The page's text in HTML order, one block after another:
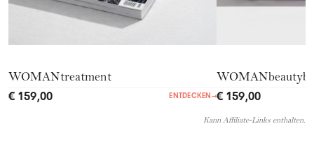
WOMANtreatment
€ 159,00 ENTDECKEN →€ 159,00
Kann Affiliate-Links enthalten.